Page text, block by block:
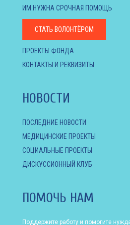
ИМ НУЖНА СРОЧНАЯ ПОМОЩЬ
СТАТЬ ВОЛОНТЁРОМ
ПРОЕКТЫ ФОНДА
КОНТАКТЫ И РЕКВИЗИТЫ
НОВОСТИ
ПОСЛЕДНИЕ НОВОСТИ
МЕДИЦИНСКИЕ ПРОЕКТЫ
СОЦИАЛЬНЫЕ ПРОЕКТЫ
ДИСКУССИОННЫЙ КЛУБ
ПОМОЧЬ НАМ
Поддержите работу и помогите